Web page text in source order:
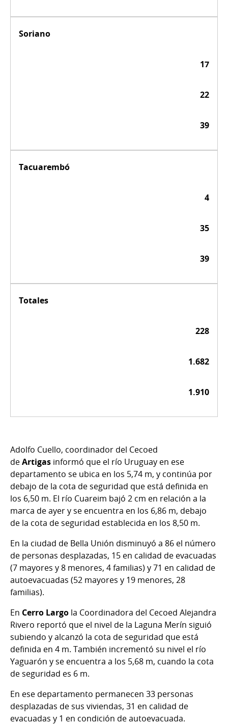
Soriano
17
22
39
Tacuarembó
4
35
39
Totales
228
1.682
1.910
Adolfo Cuello, coordinador del Cecoed
deArtigas informó que el río Uruguay en ese
departamento se ubica en los 5,74 m, y continúa por
debajo de la cota de seguridad que está definida en
los 6,50 m. El río Cuareim bajó 2 cm en relación a la
marca de ayer y se encuentra en los 6,86 m, debajo
de la cota de seguridad establecida en los 8,50 m.
En la ciudad de Bella Unión disminuyó a 86 el número
de personas desplazadas, 15 en calidad de evacuadas
(7 mayores y 8 menores, 4 familias) y 71 en calidad de
autoevacuadas (52 mayores y 19 menores, 28
familias).
En Cerro Largo la Coordinadora del Cecoed Alejandra
Rivero reportó que el nivel de la Laguna Merín siguió
subiendo y alcanzó la cota de seguridad que está
definida en 4 m. También incrementó su nivel el río
Yaguarón y se encuentra a los 5,68 m, cuando la cota
de seguridad es 6 m.
En ese departamento permanecen 33 personas
desplazadas de sus viviendas, 31 en calidad de
evacuadas y 1 en condición de autoevacuada.